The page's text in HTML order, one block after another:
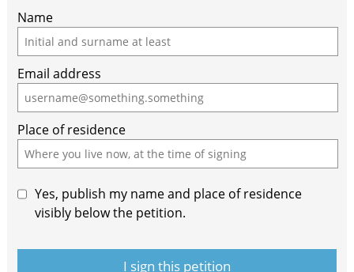
Name
Email address
Place of residence
Yes, publish my name and place of residence
visibly below the petition.